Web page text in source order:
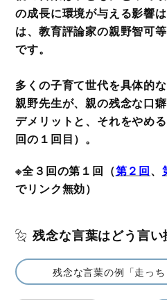
の成長に環境が与える影響
は、教育評論家の親野智可
です。
多くの子育て世代を具体的
親野先生が、親の残念な口
デメリットと、それをやめ
回の１回目）。
※全３回の第１回（第２回、
でリンク無効）
残念な言葉はどう言い
残念な言葉の例「走っ